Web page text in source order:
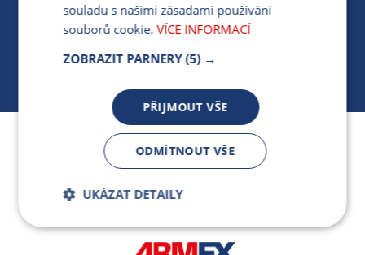
Jsme součástí skupiny ARMEX a členem Asociace
nezávislých dodavatelů energií.
PO-PÁ 7:30-17:00
souladu s našimi zásadami používání
souborů cookie. VÍCE INFORMACÍ
ZOBRAZIT PARNERY (5) →
PŘIJMOUT VŠE
ODMÍTNOUT VŠE
UKÁZAT DETAILY
Bezpodmínečně
nutné soubory
Výkonnostní